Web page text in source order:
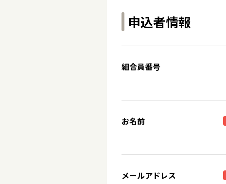
申込者情報
組合員番号
お名前
メールアドレス